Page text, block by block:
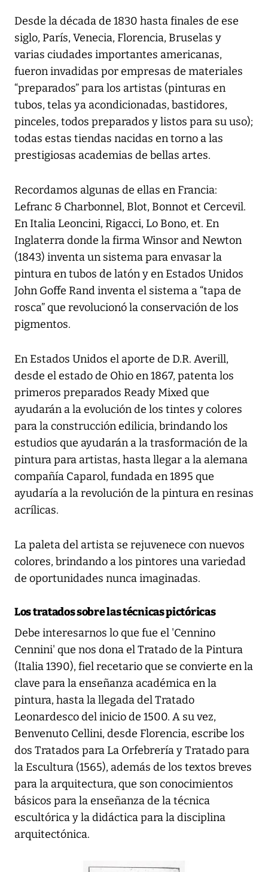
Desde la década de 1830 hasta finales de ese
siglo, París, Venecia, Florencia, Bruselas y
varias ciudades importantes americanas,
fueron invadidas por empresas de materiales
“preparados” para los artistas (pinturas en
tubos, telas ya acondicionadas, bastidores,
pinceles, todos preparados y listos para su uso);
todas estas tiendas nacidas en torno a las
prestigiosas academias de bellas artes.
Recordamos algunas de ellas en Francia:
Lefranc & Charbonnel, Blot, Bonnot et Cercevil.
En Italia Leoncini, Rigacci, Lo Bono, et. En
Inglaterra donde la firma Winsor and Newton
(1843) inventa un sistema para envasar la
pintura en tubos de latón y en Estados Unidos
John Goffe Rand inventa el sistema a “tapa de
rosca” que revolucionó la conservación de los
pigmentos.
En Estados Unidos el aporte de D.R. Averill,
desde el estado de Ohio en 1867, patenta los
primeros preparados Ready Mixed que
ayudarán a la evolución de los tintes y colores
para la construcción edilicia, brindando los
estudios que ayudarán a la trasformación de la
pintura para artistas, hasta llegar a la alemana
compañía Caparol, fundada en 1895 que
ayudaría a la revolución de la pintura en resinas
acrílicas.
La paleta del artista se rejuvenece con nuevos
colores, brindando a los pintores una variedad
de oportunidades nunca imaginadas.
Los tratados sobre las técnicas pictóricas
Debe interesarnos lo que fue el 'Cennino
Cennini' que nos dona el Tratado de la Pintura
(Italia 1390), fiel recetario que se convierte en la
clave para la enseñanza académica en la
pintura, hasta la llegada del Tratado
Leonardesco del inicio de 1500. A su vez,
Benvenuto Cellini, desde Florencia, escribe los
dos Tratados para La Orfebrería y Tratado para
la Escultura (1565), además de los textos breves
para la arquitectura, que son conocimientos
básicos para la enseñanza de la técnica
escultórica y la didáctica para la disciplina
arquitectónica.